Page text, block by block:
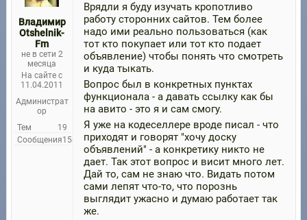
Владимир
Otshelnik-
Fm
не в сети 2
месяца
На сайте с
11.04.2011
Администрат
ор
Тем
19
Сообщения158
Врядли я буду изучать кропотливо
работу сторонних сайтов. Тем более
надо ими реально пользоваться (как
тот кто покупает или тот кто подает
объявление) чтобы понять что смотреть
и куда тыкать.
Вопрос был в конкретных пунктах
функционала - а давать ссылку как бы
на авито - это я и сам смогу.
Я уже на кодеселлере вроде писал - что
приходят и говорят "хочу доску
объявлений" - а конкретику никто не
дает. Так этот вопрос и висит много лет.
Дай то, сам не знаю что. Видать потом
сами лепят что-то, что порознь
выглядит ужасно и думаю работает так
же.